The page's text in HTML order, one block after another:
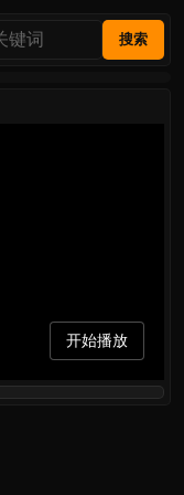
搜索
开始播放